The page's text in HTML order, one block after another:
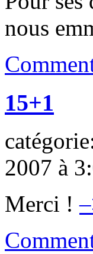
nous
15+1
2007 à
Merci !